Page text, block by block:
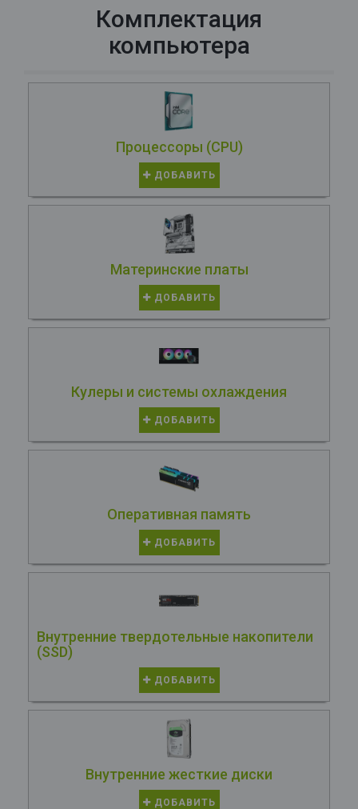
Комплектация
компьютера
Процессоры (CPU)
ДОБАВИТЬ
Материнские платы
ДОБАВИТЬ
Кулеры и системы охлаждения
ДОБАВИТЬ
Оперативная память
ДОБАВИТЬ
Внутренние твердотельные накопители
(SSD)
ДОБАВИТЬ
Внутренние жесткие диски
ДОБАВИТЬ